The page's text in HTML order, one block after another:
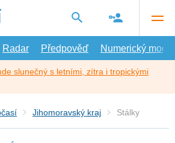
Radar Předpověď Numerický model
slunečný s letními, zítra i tropickými
Jihomoravský kraj Stálky